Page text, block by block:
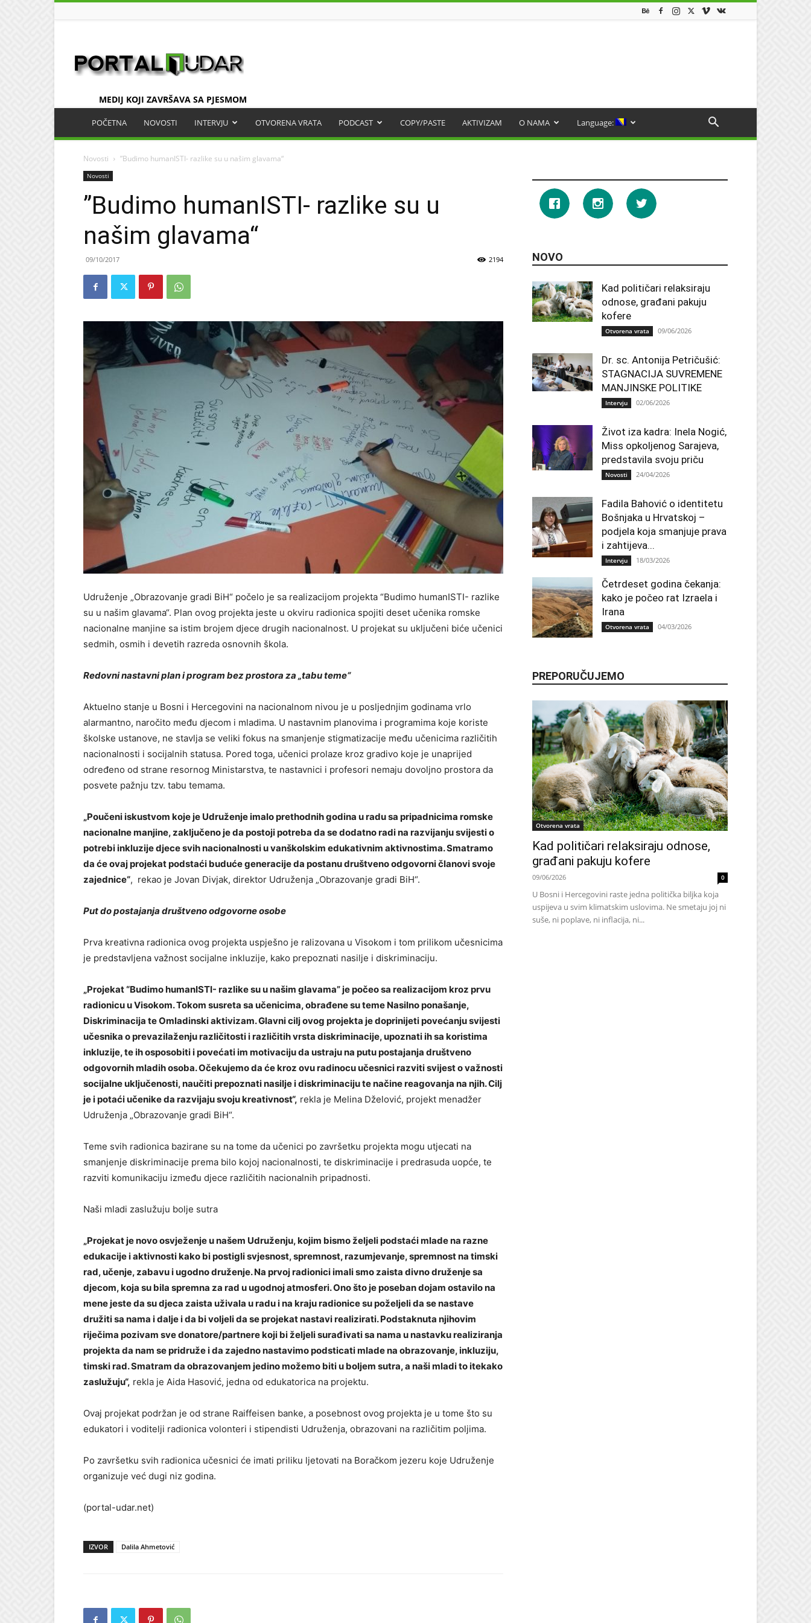
MEDIJ KOJI ZAVRŠAVA SA PJESMOM
POČETNA NOVOSTI INTERVJU OTVORENA VRATA PODCAST COPY/PASTE AKTIVIZAM O NAMA Language:
Novosti ”Budimo humanISTI- razlike su u našim glavama“
Novosti
”Budimo humanISTI- razlike su u
našim glavama“
09/10/2017 2194
Udruženje „Obrazovanje gradi BiH“ počelo je sa realizacijom projekta “Budimo humanISTI- razlike
su u našim glavama“. Plan ovog projekta jeste u okviru radionica spojiti deset učenika romske
nacionalne manjine sa istim brojem djece drugih nacionalnost. U projekat su uključeni biće učenici
sedmih, osmih i devetih razreda osnovnih škola.
Redovni nastavni plan i program bez prostora za „tabu teme“
Aktuelno stanje u Bosni i Hercegovini na nacionalnom nivou je u posljednjim godinama vrlo
alarmantno, naročito među djecom i mladima. U nastavnim planovima i programima koje koriste
školske ustanove, ne stavlja se veliki fokus na smanjenje stigmatizacije među učenicima različitih
nacionalnosti i socijalnih statusa. Pored toga, učenici prolaze kroz gradivo koje je unaprijed
određeno od strane resornog Ministarstva, te nastavnici i profesori nemaju dovoljno prostora da
posvete pažnju tzv. tabu temama.
„Poučeni iskustvom koje je Udruženje imalo prethodnih godina u radu sa pripadnicima romske
nacionalne manjine, zaključeno je da postoji potreba da se dodatno radi na razvijanju svijesti o
potrebi inkluzije djece svih nacionalnosti u vanškolskim edukativnim aktivnostima. Smatramo
da će ovaj projekat podstaći buduće generacije da postanu društveno odgovorni članovi svoje
zajednice“, rekao je Jovan Divjak, direktor Udruženja „Obrazovanje gradi BiH“.
Put do postajanja društveno odgovorne osobe
Prva kreativna radionica ovog projekta uspješno je ralizovana u Visokom i tom prilikom učesnicima
je predstavljena važnost socijalne inkluzije, kako prepoznati nasilje i diskriminaciju.
„Projekat “Budimo humanISTI- razlike su u našim glavama” je počeo sa realizacijom kroz prvu
radionicu u Visokom. Tokom susreta sa učenicima, obrađene su teme Nasilno ponašanje,
Diskriminacija te Omladinski aktivizam. Glavni cilj ovog projekta je doprinijeti povećanju svijesti
učesnika o prevazilaženju različitosti i različitih vrsta diskriminacije, upoznati ih sa koristima
inkluzije, te ih osposobiti i povećati im motivaciju da ustraju na putu postajanja društveno
odgovornih mladih osoba. Očekujemo da će kroz ovu radinocu učesnici razviti svijest o važnosti
socijalne uključenosti, naučiti prepoznati nasilje i diskriminaciju te načine reagovanja na njih. Cilj
je i potaći učenike da razvijaju svoju kreativnost“, rekla je Melina Dželović, projekt menadžer
Udruženja „Obrazovanje gradi BiH“.
Teme svih radionica bazirane su na tome da učenici po završetku projekta mogu utjecati na
smanjenje diskriminacije prema bilo kojoj nacionalnosti, te diskriminacije i predrasuda uopće, te
razviti komunikaciju između djece različitih nacionalnih pripadnosti.
Naši mladi zaslužuju bolje sutra
„Projekat je novo osvježenje u našem Udruženju, kojim bismo željeli podstaći mlade na razne
edukacije i aktivnosti kako bi postigli svjesnost, spremnost, razumjevanje, spremnost na timski
rad, učenje, zabavu i ugodno druženje. Na prvoj radionici imali smo zaista divno druženje sa
djecom, koja su bila spremna za rad u ugodnoj atmosferi. Ono što je poseban dojam ostavilo na
mene jeste da su djeca zaista uživala u radu i na kraju radionice su poželjeli da se nastave
družiti sa nama i dalje i da bi voljeli da se projekat nastavi realizirati. Podstaknuta njihovim
riječima pozivam sve donatore/partnere koji bi željeli surađivati sa nama u nastavku realiziranja
projekta da nam se pridruže i da zajedno nastavimo podsticati mlade na obrazovanje, inkluziju,
timski rad. Smatram da obrazovanjem jedino možemo biti u boljem sutra, a naši mladi to itekako
zaslužuju“, rekla je Aida Hasović, jedna od edukatorica na projektu.
Ovaj projekat podržan je od strane Raiffeisen banke, a posebnost ovog projekta je u tome što su
edukatori i voditelji radionica volonteri i stipendisti Udruženja, obrazovani na različitim poljima.
Po završetku svih radionica učesnici će imati priliku ljetovati na Boračkom jezeru koje Udruženje
organizuje već dugi niz godina.
(portal-udar.net)
IZVOR Dalila Ahmetović
NOVO
Kad političari relaksiraju
odnose, građani pakuju
kofere
Otvorena vrata 09/06/2026
Dr. sc. Antonija Petričušić:
STAGNACIJA SUVREMENE
MANJINSKE POLITIKE
Intervju 02/06/2026
Život iza kadra: Inela Nogić,
Miss opkoljenog Sarajeva,
predstavila svoju priču
Novosti 24/04/2026
Fadila Bahović o identitetu
Bošnjaka u Hrvatskoj –
podjela koja smanjuje prava
i zahtijeva...
Intervju 18/03/2026
Četrdeset godina čekanja:
kako je počeo rat Izraela i
Irana
Otvorena vrata 04/03/2026
PREPORUČUJEMO
Otvorena vrata
Kad političari relaksiraju odnose,
građani pakuju kofere
09/06/2026 0
U Bosni i Hercegovini raste jedna politička biljka koja
uspijeva u svim klimatskim uslovima. Ne smetaju joj ni
suše, ni poplave, ni inflacija, ni...